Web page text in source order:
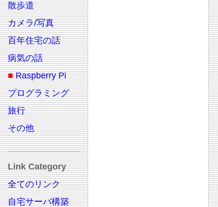
散歩道
カメラ/写真
百年住宅の話
病気の話
■ Raspberry Pi
プログラミング
旅行
その他
Link Category
全てのリンク
自宅サーバ構築